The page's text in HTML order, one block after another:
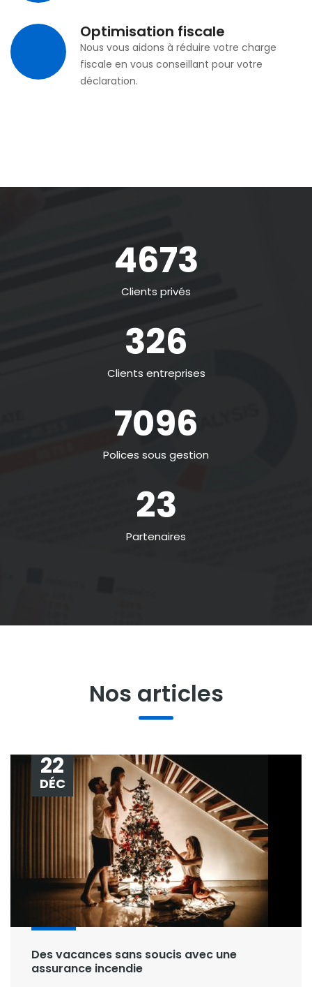
Optimisation fiscale
Nous vous aidons à réduire votre charge
fiscale en vous conseillant pour votre
déclaration.
4673
Clients privés
326
Clients entreprises
7096
Polices sous gestion
23
Partenaires
Nos articles
Des vacances sans soucis avec une
assurance incendie
22
DÉC